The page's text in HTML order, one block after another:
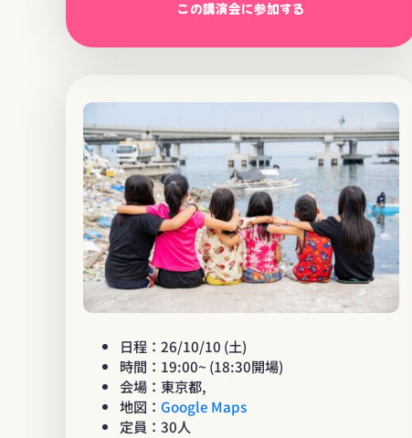
この講演会に参加する
日程：26/10/10 (土)
時間：19:00~ (18:30開場)
会場：東京都,
地図：Google Maps
定員：30人